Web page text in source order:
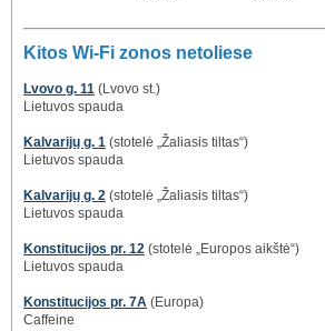
Kitos Wi-Fi zonos netoliese
Lvovo g. 11 (Lvovo st.)
Lietuvos spauda
Kalvarijų g. 1 (stotelė „Žaliasis tiltas“)
Lietuvos spauda
Kalvarijų g. 2 (stotelė „Žaliasis tiltas“)
Lietuvos spauda
Konstitucijos pr. 12 (stotelė „Europos aikštė“)
Lietuvos spauda
Konstitucijos pr. 7A (Europa)
Caffeine